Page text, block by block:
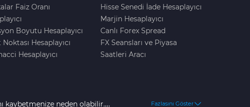
Faiz Oranı
Boyutu Hesaplayıcı
Hesaplayıcı
Hesaplayıcı
Hisse Senedi İade Hesaplayıcı
Marjin Hesaplayıcı
Canlı Forex Spread
FX Seansları ve Piyasa
Saatleri Aracı
kaybetmenize neden olabilir. Fazlasını Göster